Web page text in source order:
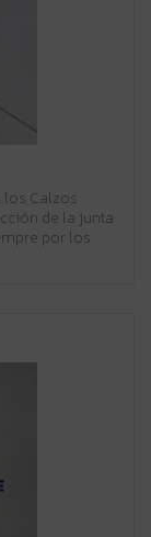
Calzos
de la junta
por los